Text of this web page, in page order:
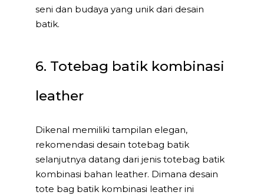
seni dan budaya yang unik dari desain
batik.
6. Totebag batik kombinasi
leather
Dikenal memiliki tampilan elegan,
rekomendasi desain totebag batik
selanjutnya datang dari jenis totebag batik
kombinasi bahan leather. Dimana desain
tote bag batik kombinasi leather ini